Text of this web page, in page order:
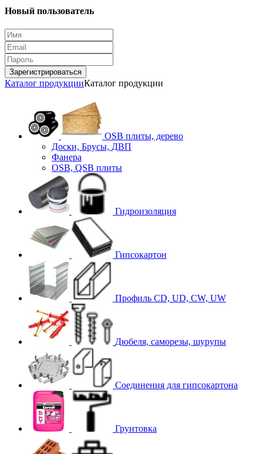
Новый пользователь
Зарегистрироваться
Каталог продукцииКаталог продукции
OSB плиты, дерево
Доски, Брусы, ДВП
Фанера
OSB, QSB плиты
Гидроизоляция
Гипсокартон
Профиль CD, UD, CW, UW
Дюбеля, саморезы, шурупы
Соединения для гипcокартона
Грунтовка